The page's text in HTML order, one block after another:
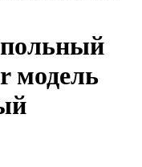
модель